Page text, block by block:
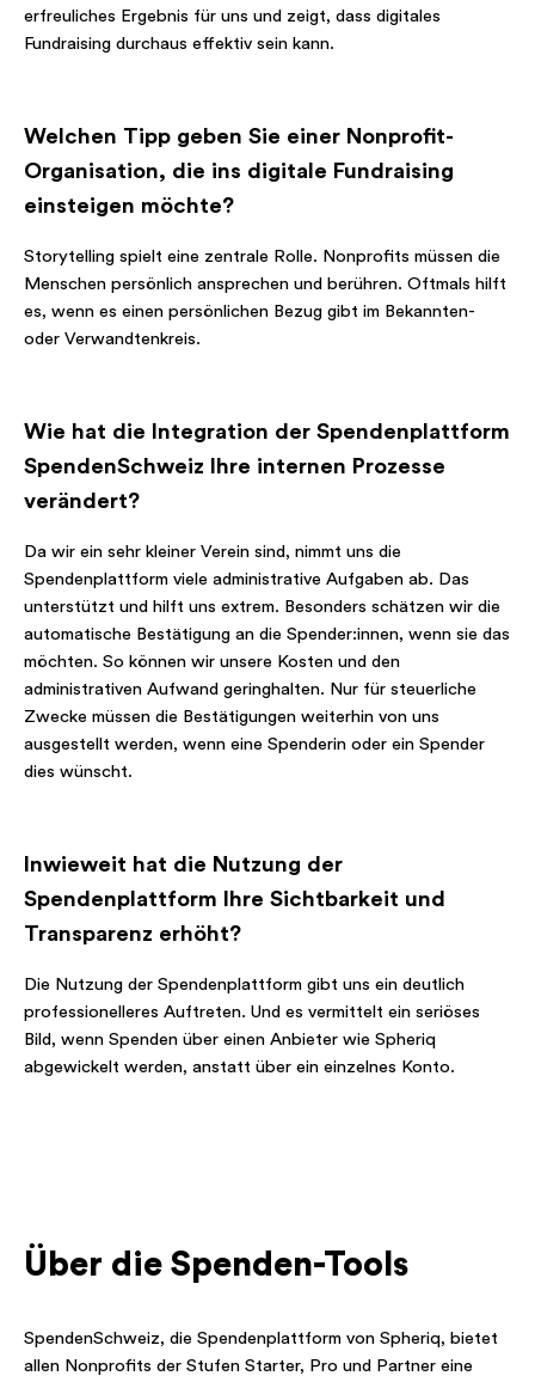
erfreuliches Ergebnis für uns und zeigt, dass digitales
Fundraising durchaus effektiv sein kann.
Welchen Tipp geben Sie einer Nonprofit-
Organisation, die ins digitale Fundraising
einsteigen möchte?
Storytelling spielt eine zentrale Rolle. Nonprofits müssen die
Menschen persönlich ansprechen und berühren. Oftmals hilft
es, wenn es einen persönlichen Bezug gibt im Bekannten-
oder Verwandtenkreis.
Wie hat die Integration der Spendenplattform
SpendenSchweiz Ihre internen Prozesse
verändert?
Da wir ein sehr kleiner Verein sind, nimmt uns die
Spendenplattform viele administrative Aufgaben ab. Das
unterstützt und hilft uns extrem. Besonders schätzen wir die
automatische Bestätigung an die Spender:innen, wenn sie das
möchten. So können wir unsere Kosten und den
administrativen Aufwand geringhalten. Nur für steuerliche
Zwecke müssen die Bestätigungen weiterhin von uns
ausgestellt werden, wenn eine Spenderin oder ein Spender
dies wünscht.
Inwieweit hat die Nutzung der
Spendenplattform Ihre Sichtbarkeit und
Transparenz erhöht?
Die Nutzung der Spendenplattform gibt uns ein deutlich
professionelleres Auftreten. Und es vermittelt ein seriöses
Bild, wenn Spenden über einen Anbieter wie Spheriq
abgewickelt werden, anstatt über ein einzelnes Konto.
Über die Spenden-Tools
SpendenSchweiz, die Spendenplattform von Spheriq, bietet
allen Nonprofits der Stufen Starter, Pro und Partner eine